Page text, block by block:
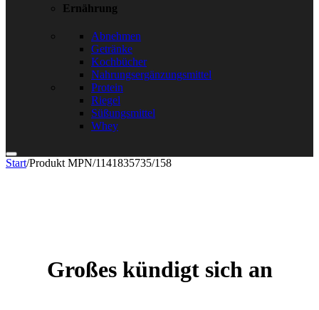
Ernährung
Abnehmen
Getränke
Kochbücher
Nahrungsergänzungsmittel
Protein
Riegel
Süßungsmittel
Whey
Start/Produkt MPN/1141835735/158
Großes kündigt sich an